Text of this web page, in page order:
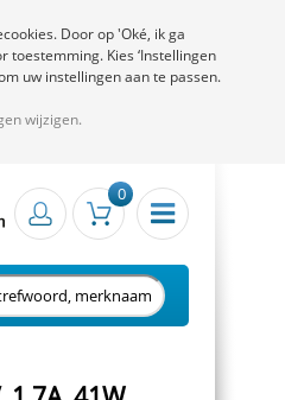
0
Door op 'Oké, ik ga
toestemming. Kies ‘Instellingen
uw instellingen aan te passen.
wijzigen.